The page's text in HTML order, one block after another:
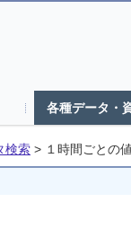
各種データ・
検索 > １時間ごとの